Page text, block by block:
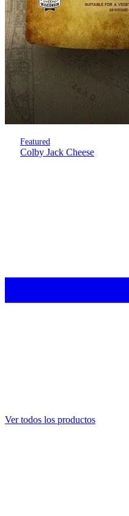
Featured
Colby Jack Cheese
Ver todos los productos